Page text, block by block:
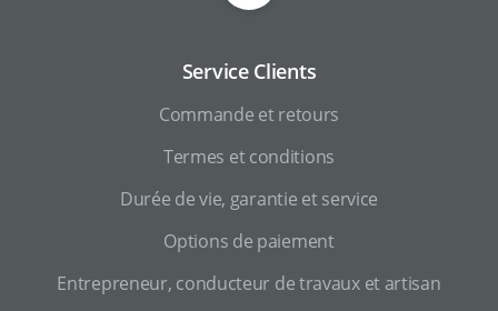
Service Clients
Commande et retours
Termes et conditions
Durée de vie, garantie et service
Options de paiement
Entrepreneur, conducteur de travaux et artisan